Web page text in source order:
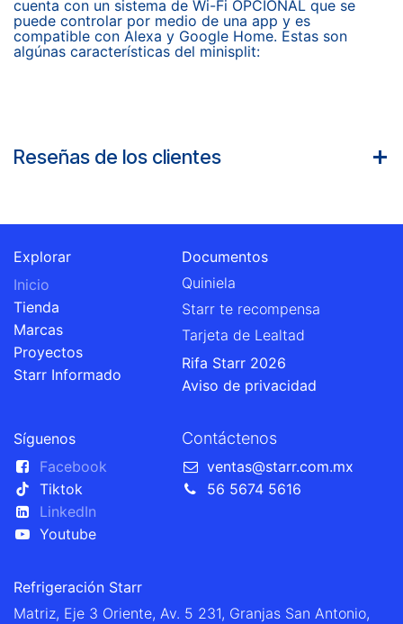
cuenta con un sistema de Wi-Fi OPCIONAL que se
puede controlar por medio de una app y es
compatible con Alexa y Google Home. Estas son
algúnas características del minisplit:
Reseñas de los clientes
Explorar
Inicio
Tienda
Marcas
Proyectos
Starr Informado
Documentos
Quiniela
Starr te recompensa
Tarjeta de Lealtad
Rifa Starr 2026
Aviso de privacidad
Síguenos
Facebook
Tiktok
LinkedIn
Youtube
Contáctenos
ventas@starr.com.mx
56 5674 5616
Refrigeración Starr
Matriz, Eje 3 Oriente, Av. 5 231, Granjas San Antonio,